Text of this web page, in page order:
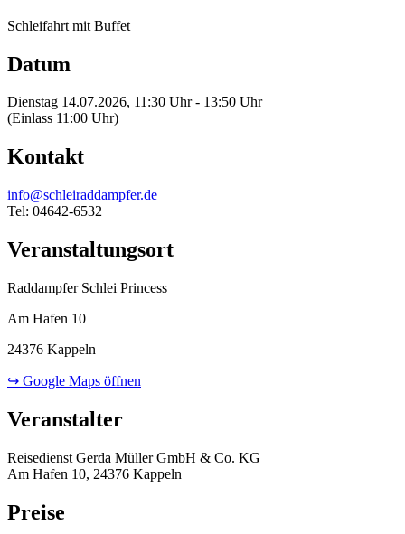
Schleifahrt mit Buffet
Datum
Dienstag 14.07.2026, 11:30 Uhr - 13:50 Uhr
(Einlass 11:00 Uhr)
Kontakt
info@schleiraddampfer.de
Tel: 04642-6532
Veranstaltungsort
Raddampfer Schlei Princess
Am Hafen 10
24376 Kappeln
↪ Google Maps öffnen
Veranstalter
Reisedienst Gerda Müller GmbH & Co. KG
Am Hafen 10, 24376 Kappeln
Preise